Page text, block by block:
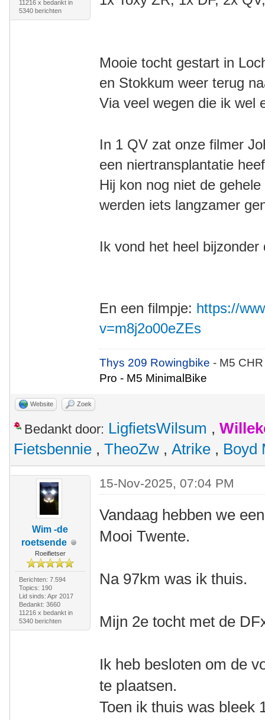
11216 x bedankt in
5340 berichten
Mooie tocht gestart in
en Stokkum weer terug
Via veel wegen die ik wel
In 1 QV zat onze filmer
een niertransplantatie
Hij kon nog niet de
werden iets langzamer
Ik vond het heel
En een filmpje: https://
v=m8j2o00eZEs
Thys 209 Rowingbike- M5
Pro - M5 MinimalBike
Website Zoek
Bedankt door: LigfietsWilsum ,
Fietsbennie , TheoZw , Atrike , Boyd
Wim -de
roetsende
Roeifietser
Berichten: 7.594
Topics: 190
Lid sinds: Apr 2017
Bedankt: 3660
11216 x bedankt in
5340 berichten
15-Nov-2025, 07:04 PM
Vandaag hebben we
Mooi Twente.
Na 97km was ik thuis.
Mijn 2e tocht met de
Ik heb besloten om de
te plaatsen.
Toen ik thuis was bleek